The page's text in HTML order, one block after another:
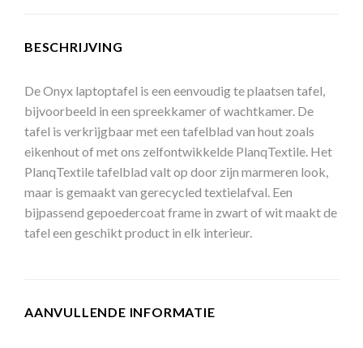
BESCHRIJVING
De Onyx laptoptafel is een eenvoudig te plaatsen tafel,
bijvoorbeeld in een spreekkamer of wachtkamer. De
tafel is verkrijgbaar met een tafelblad van hout zoals
eikenhout of met ons zelfontwikkelde PlanqTextile. Het
PlanqTextile tafelblad valt op door zijn marmeren look,
maar is gemaakt van gerecycled textielafval. Een
bijpassend gepoedercoat frame in zwart of wit maakt de
tafel een geschikt product in elk interieur.
AANVULLENDE INFORMATIE